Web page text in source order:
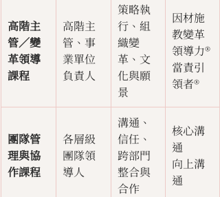
高階主
管／變
革領導
課程
高階主
管、事
業單位
負責人
策略執
行、組
織變
革、文
化與願
景
因材施
教變革
領導力®
當責引
領者®
團隊管
理與協
作課程
各層級
團隊領
導人
溝通、
信任、
跨部門
整合與
合作
核心溝
通
向上溝
通